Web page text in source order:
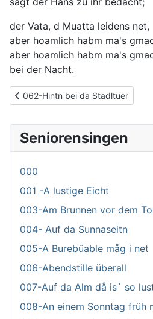
der Vata, d Muatta leidens net,
aber hoamlich habm ma's
aber hoamlich habm ma's
bei der Nacht.
Vorheriger Beitrag: 062-Hintn bei
062-Hintn bei da Stadltuer
Seniorensingen
000
001 -A lustige Eicht
003-Am Brunnen vor dem
004- Auf da Sunnaseitn
005-A Burebüable måg i net
006-Abendstille überall
007-Auf da Alm då is´ so
008-An einem Sonntag früh